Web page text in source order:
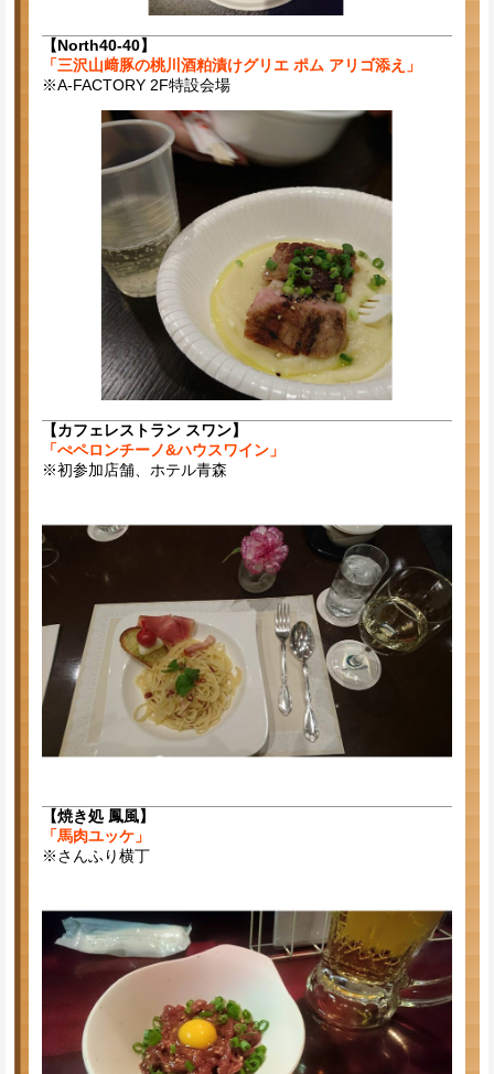
【North40-40】
「三沢山﨑豚の桃川酒粕漬けグリエ ポム アリゴ添え」
※A-FACTORY 2F特設会場
【カフェレストラン スワン】
「ぺペロンチーノ&ハウスワイン」
※初参加店舗、ホテル青森
【焼き処 鳳風】
「馬肉ユッケ」
※さんふり横丁